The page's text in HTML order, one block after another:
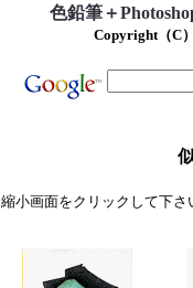
色鉛筆＋
Copyright（C
縮小画面をクリックして下